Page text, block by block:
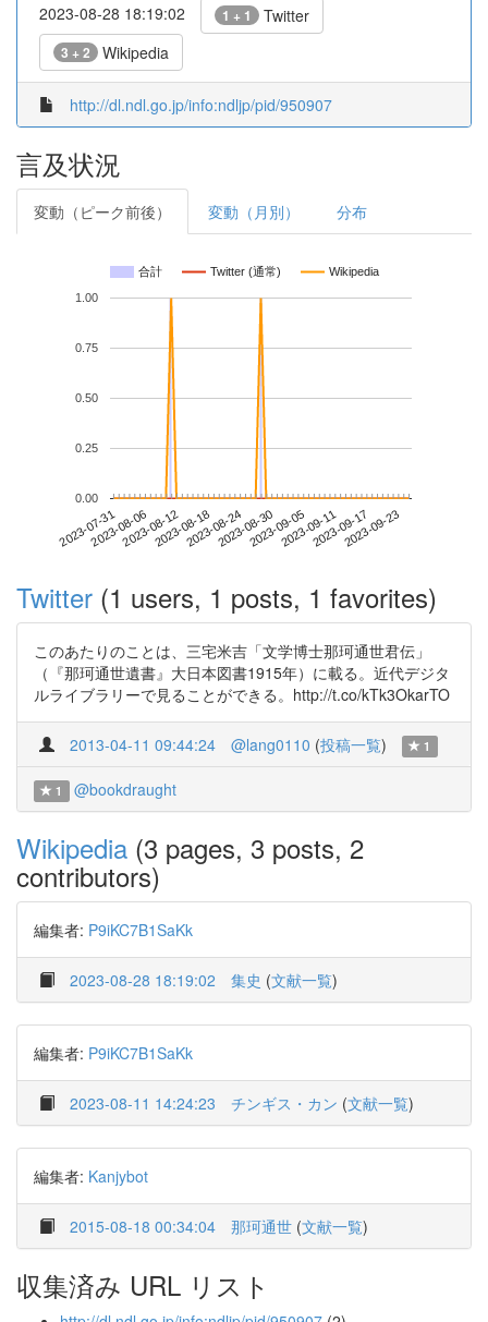
2023-08-28 18:19:02 1 + 1 Twitter
3 + 2 Wikipedia
http://dl.ndl.go.jp/info:ndljp/pid/950907
言及状況
変動（ピーク前後） 変動（月別） 分布
合計 Twitter (通常) Wikipedia
2023-07-312023-08-062023-08-122023-08-182023-08-242023-08-302023-09-052023-09-112023-09-172023-09-23
0.00
0.25
0.50
0.75
1.00
Twitter (1 users, 1 posts, 1 favorites)
このあたりのことは、三宅米吉「文学博士那珂通世君伝」
（『那珂通世遺書』大日本図書1915年）に載る。近代デジタ
ルライブラリーで見ることができる。http://t.co/kTk3OkarTO
2013-04-11 09:44:24 @lang0110 (投稿一覧) 1
1 @bookdraught
Wikipedia (3 pages, 3 posts, 2
contributors)
編集者: P9iKC7B1SaKk
2023-08-28 18:19:02 集史 (文献一覧)
編集者: P9iKC7B1SaKk
2023-08-11 14:24:23 チンギス・カン (文献一覧)
編集者: Kanjybot
2015-08-18 00:34:04 那珂通世 (文献一覧)
収集済み URL リスト